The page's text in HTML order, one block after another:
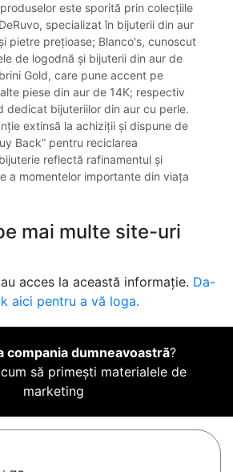
este sporită prin colecțiile
specializat în bijuterii din aur
pietre prețioase; Blanco's, cunoscut
de logodnă și bijuterii din aur de
Gold, care pune accent pe
piese din aur de 14K; respectiv
dedicat bijuteriilor din aur cu perle.
extinsă la achiziții și dispune de
Back” pentru reciclarea
reflectă rafinamentul și
a momentelor importante din viața
mai multe site-uri
acces la această informație. Da-
aici pentru a vă loga.
compania dumneavoastră?
să primești materialele de
marketing